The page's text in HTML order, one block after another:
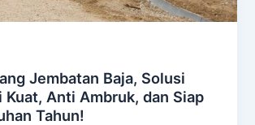
Jembatan Baja, Solusi
Kuat, Anti Ambruk, dan Siap
Tahun!